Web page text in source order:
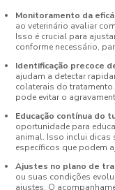
Monitoramento da
ao veterinário avaliar
Isso é crucial para
conforme necessário,
Identificação precoce
ajudam a detectar
colaterais do
pode evitar o
Educação contínua do
oportunidade para
animal. Isso inclui dicas
específicos que podem
Ajustes no plano de
ou suas condições
ajustes. O